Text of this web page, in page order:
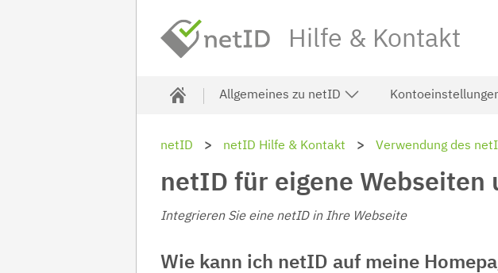
Hilfe & Kontakt
Allgemeines zu netID
netID netID Hilfe & Kontakt Verwendung des
netID für eigene Webseiten
Integrieren Sie eine netID in Ihre Webseite
Wie kann ich netID auf meine